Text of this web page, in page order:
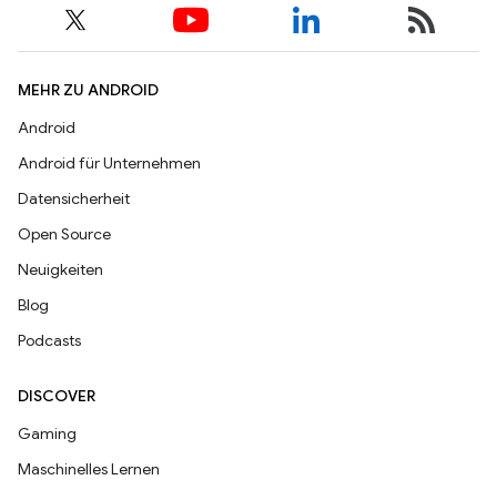
MEHR ZU ANDROID
Android
Android für Unternehmen
Datensicherheit
Open Source
Neuigkeiten
Blog
Podcasts
DISCOVER
Gaming
Maschinelles Lernen